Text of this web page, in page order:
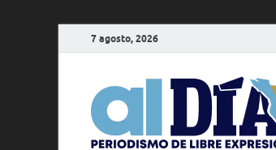
7 agosto, 2026